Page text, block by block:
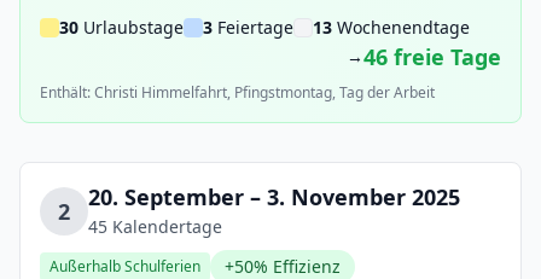
30 Urlaubstage 3 Feiertage 13 Wochenendtage
→46 freie Tage
Enthält: Christi Himmelfahrt, Pfingstmontag, Tag der Arbeit
2 20. September – 3. November 2025
45 Kalendertage
Außerhalb Schulferien +50% Effizienz